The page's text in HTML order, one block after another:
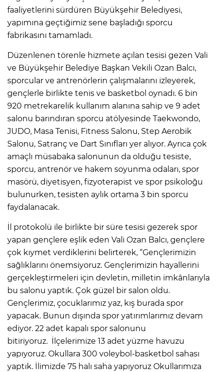
faaliyetlerini sürdüren Büyükşehir Belediyesi,
yapımına geçtiğimiz sene başladığı sporcu
fabrikasını tamamladı.
Düzenlenen törenle hizmete açılan tesisi gezen Vali
ve Büyükşehir Belediye Başkan Vekili Ozan Balcı,
sporcular ve antrenörlerin çalışmalarını izleyerek,
gençlerle birlikte tenis ve basketbol oynadı. 6 bin
920 metrekarelik kullanım alanına sahip ve 9 adet
salonu barındıran sporcu atölyesinde Taekwondo,
JUDO, Masa Tenisi, Fitness Salonu, Step Aerobik
Salonu, Satranç ve Dart Sınıfları yer alıyor. Ayrıca çok
amaçlı müsabaka salonunun da olduğu tesiste,
sporcu, antrenör ve hakem soyunma odaları, spor
masörü, diyetisyen, fizyoterapist ve spor psikoloğu
bulunurken, tesisten aylık ortama 3 bin sporcu
faydalanacak.
İl protokolü ile birlikte bir süre tesisi gezerek spor
yapan gençlere eşlik eden Vali Ozan Balcı, gençlere
çok kıymet verdiklerini belirterek, “Gençlerimizin
sağlıklarını önemsiyoruz. Gençlerimizin hayallerini
gerçekleştirmeleri için devletin, milletin imkânlarıyla
bu salonu yaptık. Çok güzel bir salon oldu.
Gençlerimiz, çocuklarımız yaz, kış burada spor
yapacak. Bunun dışında spor yatırımlarımız devam
ediyor. 22 adet kapalı spor salonunu
bitiriyoruz. İlçelerimize 13 adet yüzme havuzu
yapıyoruz. Okullara 300 voleybol-basketbol sahası
yaptık. İlimizde 75 halı saha yapıyoruz Okullarımıza